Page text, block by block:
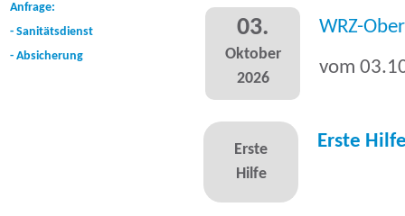
Anfrage:
- Sanitätsdienst
- Absicherung
03.
Oktober
2026
WRZ-
vom
Erste
Hilfe
Erste